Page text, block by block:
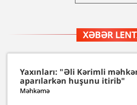
XƏBƏR
Yaxınları: "Əli Kərimli
aparılarkən huşunu itirib"
Məhkəmə